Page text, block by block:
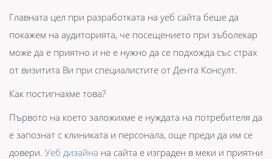
Главната цел при разработката на уеб сайта беше да
покажем на аудиторията, че посещението при зъболекар
може да е приятно и не е нужно да се подхожда със страх
от визитита Ви при специалистите от Дента Консулт.
Как постигнахме това?
Първото на което заложихме е нуждата на потребителя да
е запознат с клиниката и персонала, още преди да им се
довери. Уеб дизайна на сайта е изграден в меки и приятни